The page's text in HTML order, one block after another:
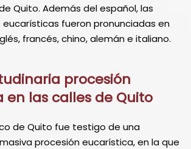
Quito. Además del español, las
fueron pronunciadas en
francés, chino, alemán e italiano.
procesión
en las calles de Quito
de Quito fue testigo de una
procesión eucarística, en la que